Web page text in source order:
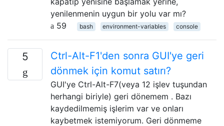
yenilenmenin uygun bir yolu var mı?
59
bash environment-variables console
5
Ctrl-Alt-F1'den sonra GUI'ye geri
dönmek için komut satırı?
GUI'ye Ctrl-Alt-F7(veya 12 işlev tuşundan
herhangi biriyle) geri dönemem . Bazı
kaydedilmemiş işlerim var ve onları
kaybetmek istemiyorum. Geri dönmeme